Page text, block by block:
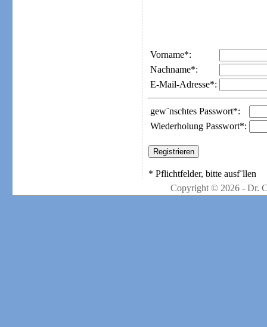
Vorname*:
Nachname*:
E-Mail-Adresse*:
gew¨nschtes Passwort*:
Wiederholung Passwort*:
* Pflichtfelder, bitte ausf¨llen
Copyright © 2026 - Dr.